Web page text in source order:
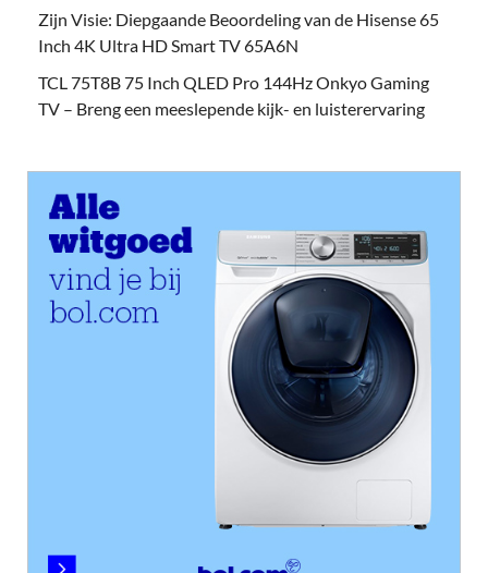
Zijn Visie: Diepgaande Beoordeling van de Hisense 65
Inch 4K Ultra HD Smart TV 65A6N
TCL 75T8B 75 Inch QLED Pro 144Hz Onkyo Gaming
TV – Breng een meeslepende kijk- en luisterervaring